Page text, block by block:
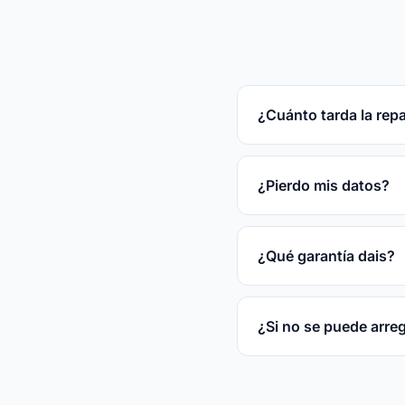
¿Cuánto tarda la
Reparaciones
tras el diagnóstico
¿Pierdo mis datos?
En la mayoría de las
disco.
¿Qué garantía dais?
3 meses por escrito
¿Si no se puede